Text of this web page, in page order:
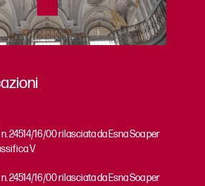
24514/16/00 rilasciata da Esna Soa per
V
24514/16/00 rilasciata da Esna Soa per